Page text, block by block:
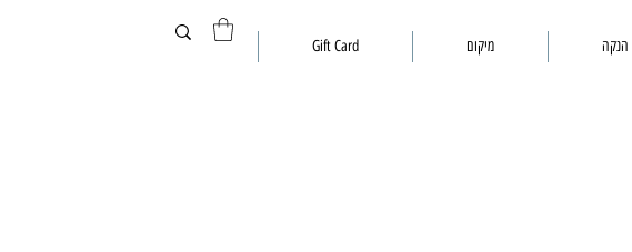
הנקה מיקום Gift Card